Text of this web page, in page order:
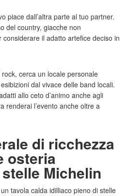
piace dall’altra parte al tuo partner.
del country, giacche non
il adatto artefice deciso in
cerca un locale personale
dal vivace delle band locali.
allo ceto d’animo anche agli
renderai l’evento anche oltre a
di ricchezza
osteria
Michelin
tavola calda idilliaco pieno di stelle